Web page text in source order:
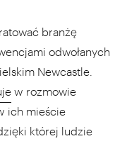
branżę
odwołanych
Newcastle.
w rozmowie
ich mieście
której ludzie